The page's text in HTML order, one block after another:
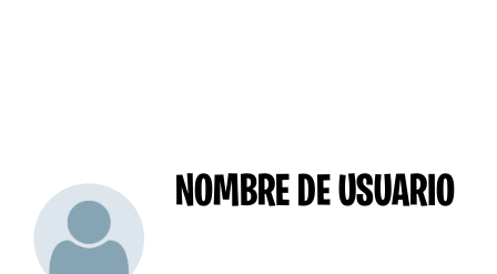
NOMBRE DE USUARIO